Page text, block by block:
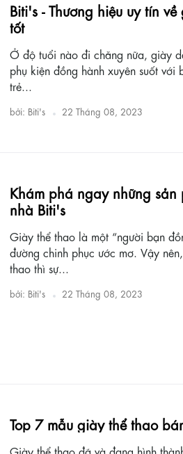
Biti's - Thương hiệu uy tín
tốt
Ở độ tuổi nào đi chăng nữa, giày
phụ kiện đồng hành xuyên suốt
trẻ...
bởi: Biti's 22 Tháng 08, 2023
Khám phá ngay những sản
nhà Biti's
Giày thể thao là một “người bạn
đường chinh phục ước mơ. Vậy
thao thì sự...
bởi: Biti's 22 Tháng 08, 2023
Top 7 mẫu giày thể thao
Giày thể thao đã và đang hình